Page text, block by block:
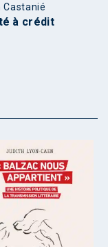
Castanié
à crédit